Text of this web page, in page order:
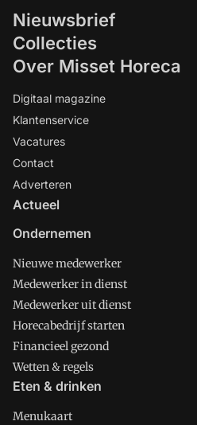
Nieuwsbrief
Collecties
Over Misset Horeca
Digitaal magazine
Klantenservice
Vacatures
Contact
Adverteren
Actueel
Ondernemen
Nieuwe medewerker
Medewerker in dienst
Medewerker uit dienst
Horecabedrijf starten
Financieel gezond
Wetten & regels
Eten & drinken
Menukaart